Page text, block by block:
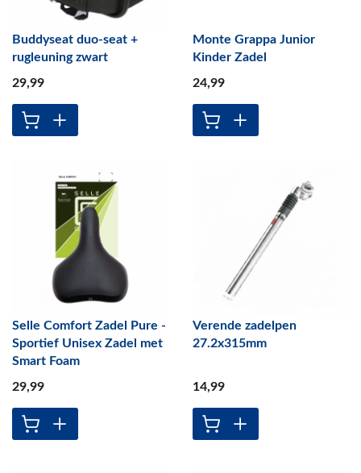
Buddyseat duo-seat +
rugleuning zwart
29,99
Monte Grappa Junior
Kinder Zadel
24,99
Selle Comfort Zadel Pure -
Sportief Unisex Zadel met
Smart Foam
29,99
Verende zadelpen
27.2x315mm
14,99